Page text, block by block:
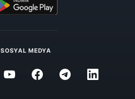
SOSYAL MEDYA